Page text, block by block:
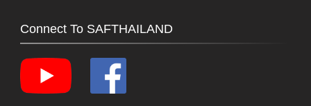
Connect To SAFTHAILAND